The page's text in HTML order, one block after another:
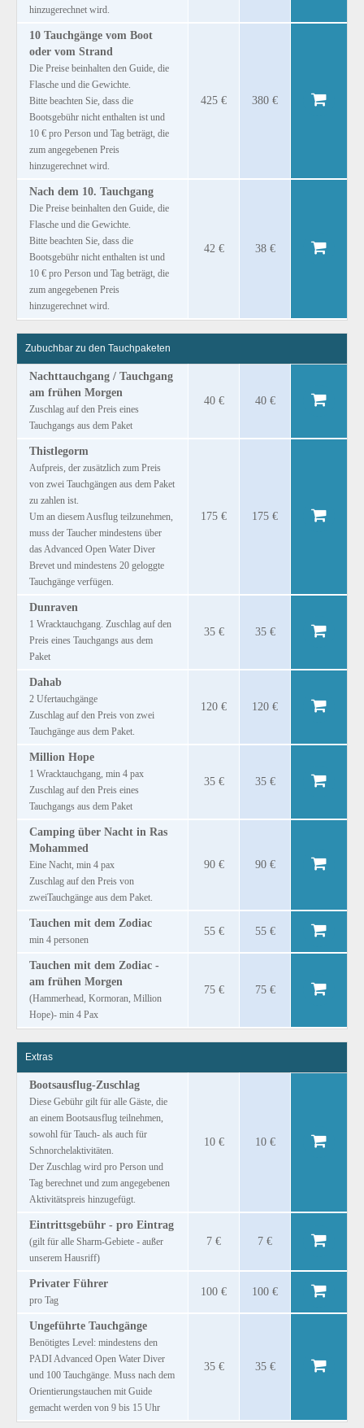
hinzugerechnet wird.
10 Tauchgänge vom Boot
oder vom Strand
Die Preise beinhalten den Guide, die
Flasche und die Gewichte.
Bitte beachten Sie, dass die
Bootsgebühr nicht enthalten ist und
10 € pro Person und Tag beträgt, die
zum angegebenen Preis
hinzugerechnet wird.
425 € 380 €
Nach dem 10. Tauchgang
Die Preise beinhalten den Guide, die
Flasche und die Gewichte.
Bitte beachten Sie, dass die
Bootsgebühr nicht enthalten ist und
10 € pro Person und Tag beträgt, die
zum angegebenen Preis
hinzugerechnet wird.
42 € 38 €
Zubuchbar zu den Tauchpaketen
Nachttauchgang / Tauchgang
am frühen Morgen
Zuschlag auf den Preis eines
Tauchgangs aus dem Paket
40 € 40 €
Thistlegorm
Aufpreis, der zusätzlich zum Preis
von zwei Tauchgängen aus dem Paket
zu zahlen ist.
Um an diesem Ausflug teilzunehmen,
muss der Taucher mindestens über
das Advanced Open Water Diver
Brevet und mindestens 20 geloggte
Tauchgänge verfügen.
175 € 175 €
Dunraven
1 Wracktauchgang. Zuschlag auf den
Preis eines Tauchgangs aus dem
Paket
35 € 35 €
Dahab
2 Ufertauchgänge
Zuschlag auf den Preis von zwei
Tauchgänge aus dem Paket.
120 € 120 €
Million Hope
1 Wracktauchgang, min 4 pax
Zuschlag auf den Preis eines
Tauchgangs aus dem Paket
35 € 35 €
Camping über Nacht in Ras
Mohammed
Eine Nacht, min 4 pax
Zuschlag auf den Preis von
zweiTauchgänge aus dem Paket.
90 € 90 €
Tauchen mit dem Zodiac
min 4 personen
55 € 55 €
Tauchen mit dem Zodiac -
am frühen Morgen
(Hammerhead, Kormoran, Million
Hope)‐ min 4 Pax
75 € 75 €
Extras
Bootsausflug-Zuschlag
Diese Gebühr gilt für alle Gäste, die
an einem Bootsausflug teilnehmen,
sowohl für Tauch- als auch für
Schnorchelaktivitäten.
Der Zuschlag wird pro Person und
Tag berechnet und zum angegebenen
Aktivitätspreis hinzugefügt.
10 € 10 €
Eintrittsgebühr - pro Eintrag
(gilt für alle Sharm-Gebiete - außer
unserem Hausriff)
7 € 7 €
Privater Führer
pro Tag
100 € 100 €
Ungeführte Tauchgänge
Benötigtes Level: mindestens den
PADI Advanced Open Water Diver
und 100 Tauchgänge. Muss nach dem
Orientierungstauchen mit Guide
gemacht werden von 9 bis 15 Uhr
35 € 35 €